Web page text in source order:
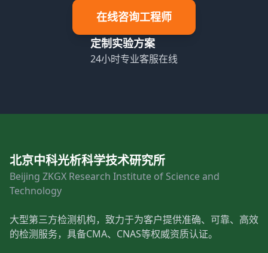
在线咨询工程师
定制实验方案
24小时专业客服在线
北京中科光析科学技术研究所
Beijing ZKGX Research Institute of Science and
Technology
大型第三方检测机构，致力于为客户提供准确、可靠、高效
的检测服务，具备CMA、CNAS等权威资质认证。